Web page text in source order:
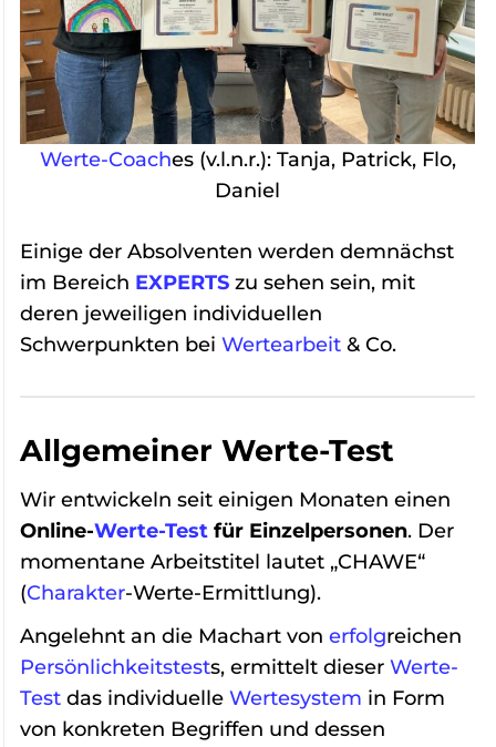
Werte-Coaches (v.l.n.r.): Tanja, Patrick, Flo,
Daniel
Einige der Absolventen werden demnächst
im Bereich EXPERTS zu sehen sein, mit
deren jeweiligen individuellen
Schwerpunkten bei Wertearbeit & Co.
Allgemeiner Werte-Test
Wir entwickeln seit einigen Monaten einen
Online-Werte-Test für Einzelpersonen. Der
momentane Arbeitstitel lautet „CHAWE“
(Charakter-Werte-Ermittlung).
Angelehnt an die Machart von erfolgreichen
Persönlichkeitstests, ermittelt dieser Werte-
Test das individuelle Wertesystem in Form
von konkreten Begriffen und dessen